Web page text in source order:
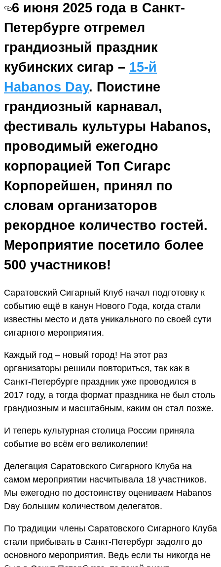
6 июня 2025 года в Санкт-
Петербурге отгремел
грандиозный праздник
кубинских сигар – 15-й
Habanos Day. Поистине
грандиозный карнавал,
фестиваль культуры Habanos,
проводимый ежегодно
корпорацией Топ Сигарс
Корпорейшен, принял по
словам организаторов
рекордное количество гостей.
Мероприятие посетило более
500 участников!
Саратовский Сигарный Клуб начал подготовку к
событию ещё в канун Нового Года, когда стали
известны место и дата уникального по своей сути
сигарного мероприятия.
Каждый год – новый город! На этот раз
организаторы решили повториться, так как в
Санкт-Петербурге праздник уже проводился в
2017 году, а тогда формат праздника не был столь
грандиозным и масштабным, каким он стал позже.
И теперь культурная столица России приняла
событие во всём его великолепии!
Делегация Саратовского Сигарного Клуба на
самом мероприятии насчитывала 18 участников.
Мы ежегодно по достоинству оцениваем Habanos
Day большим количеством делегатов.
По традиции члены Саратовского Сигарного Клуба
стали прибывать в Санкт-Петербург задолго до
основного мероприятия. Ведь если ты никогда не